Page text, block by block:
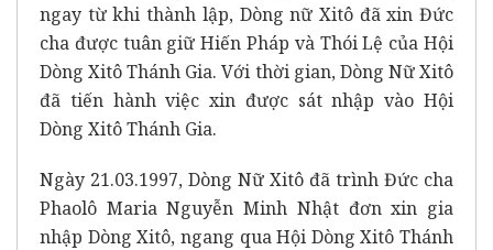
ngay từ khi thành lập, Dòng nữ Xitô đã xin Đức
cha được tuân giữ Hiến Pháp và Thói Lệ của Hội
Dòng Xitô Thánh Gia. Với thời gian, Dòng Nữ Xitô
đã tiến hành việc xin được sát nhập vào Hội
Dòng Xitô Thánh Gia.
Ngày 21.03.1997, Dòng Nữ Xitô đã trình Đức cha
Phaolô Maria Nguyễn Minh Nhật đơn xin gia
nhập Dòng Xitô, ngang qua Hội Dòng Xitô Thánh